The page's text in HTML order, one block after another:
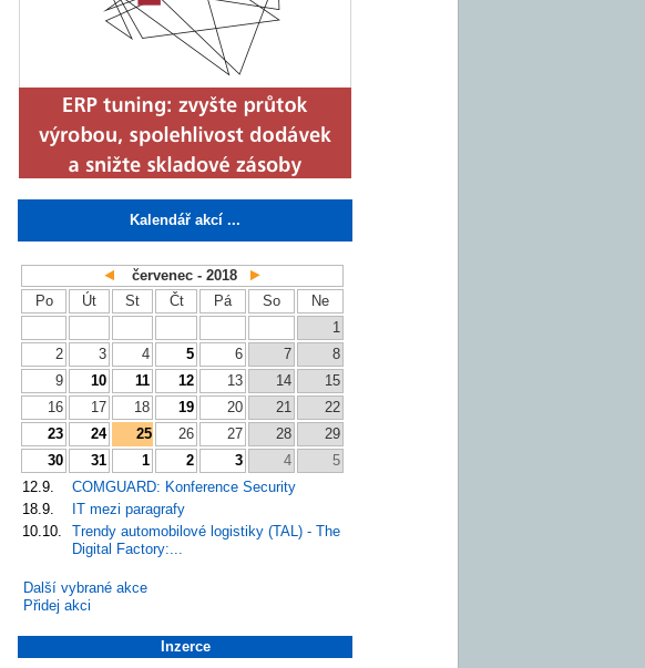
Kalendář akcí ...
červenec - 2018
Po
Út St Čt Pá So
Ne
1
2
3 4 5 6 7
8
9
10 11 12 13 14
15
16
17 18 19 20 21
22
23
24 25 26 27 28
29
30
31 1 2 3 4
5
12.9.
COMGUARD: Konference Security
18.9.
IT mezi paragrafy
10.10.
Trendy automobilové logistiky (TAL) - The
Digital Factory:...
Další vybrané akce
Přidej akci
Inzerce